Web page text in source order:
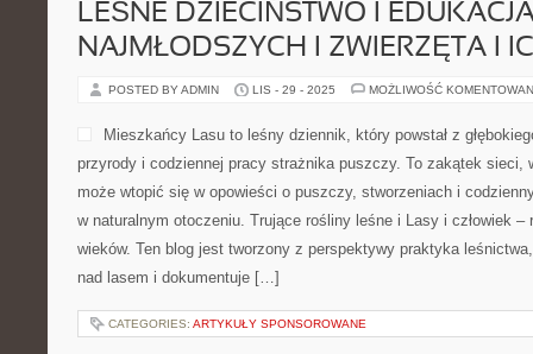
LEŚNE DZIECIŃSTWO I
NAJMŁODSZYCH I ZWIERZĘTA I
POSTED BY ADMIN LIS - 29 - 2025 MOŻLIWOŚĆ
Mieszkańcy Lasu to leśny dziennik, który powstał z
przyrody i codziennej pracy strażnika puszczy. To zakątek sieci,
może wtopić się w opowieści o puszczy, stworzeniach i
w naturalnym otoczeniu. Trujące rośliny leśne i Lasy i człowiek –
wieków. Ten blog jest tworzony z perspektywy praktyka
nad lasem i dokumentuje […]
CATEGORIES: ARTYKUŁY SPONSOROWANE